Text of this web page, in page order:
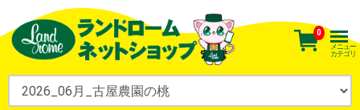
0
メニュー
カテゴリ